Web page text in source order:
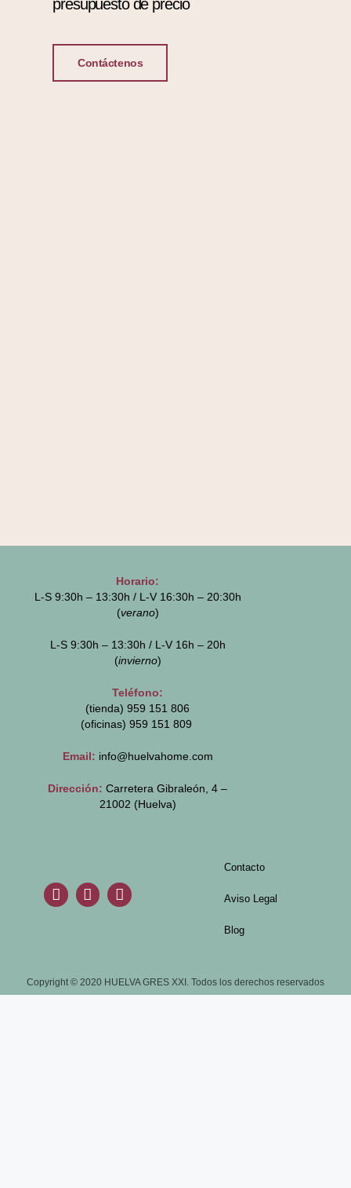
presupuesto de precio
Contáctenos
Horario:
L-S 9:30h – 13:30h / L-V 16:30h – 20:30h
(verano)
L-S 9:30h – 13:30h / L-V 16h – 20h
(invierno)
Teléfono:
(tienda) 959 151 806
(oficinas) 959 151 809
Email: info@huelvahome.com
Dirección: Carretera Gibraleón, 4 –
21002 (Huelva)
Contacto
Aviso Legal
Blog
Copyright © 2020 HUELVA GRES XXI. Todos los derechos reservados